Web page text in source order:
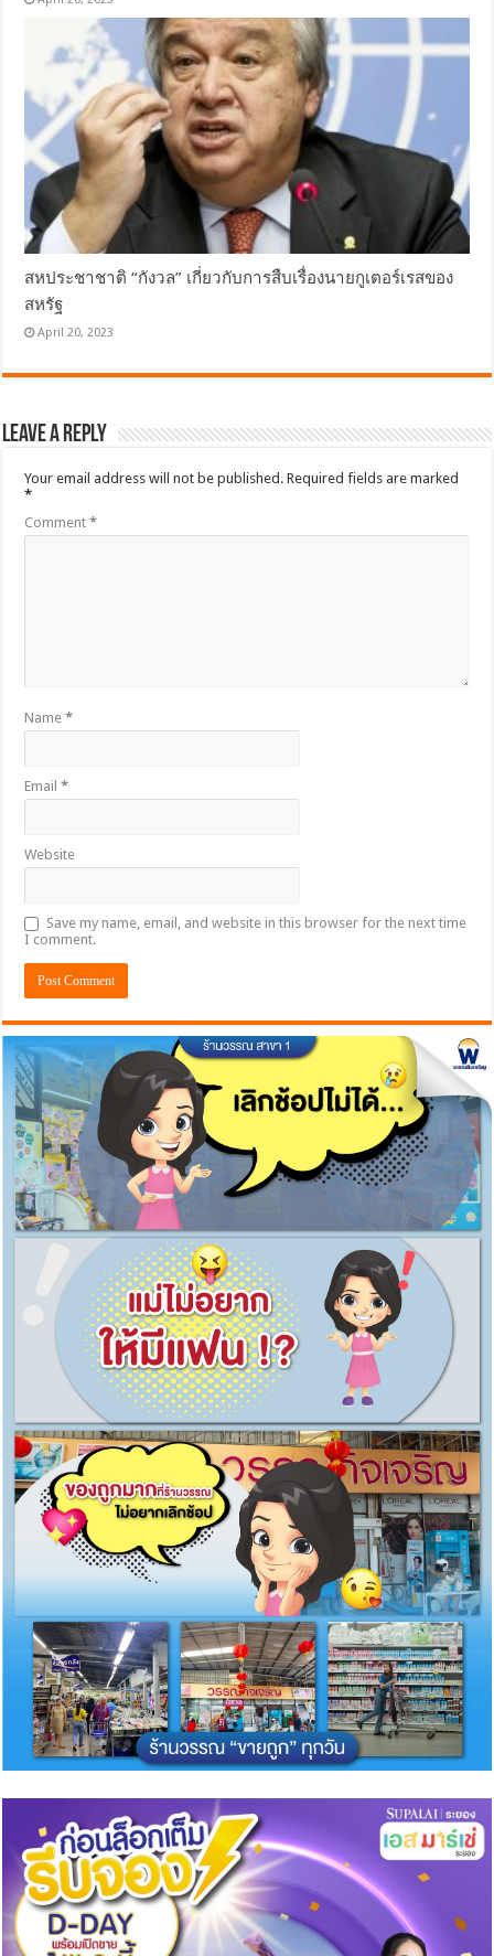
สหประชาชาติ “กังวล” เกี่ยวกับการสืบเรื่องนายกูเตอร์เรสของ
สหรัฐ
April 20, 2023
Leave a Reply
Your email address will not be published. Required fields are marked
*
Comment*
Name*
Email*
Website
Save my name, email, and website in this browser for the next time
I comment.